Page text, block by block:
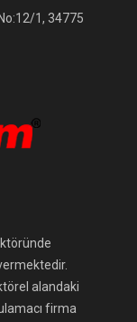
1, 34775
alandaki
firma